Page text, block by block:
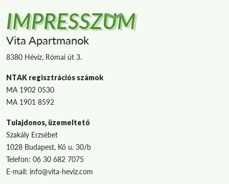
IMPRESSZUM
Vita Apartmanok
8380 Hévíz, Római út 3.
NTAK regisztrációs számok
MA 1902 0530
MA 1901 8592
Tulajdonos, üzemeltető
Szakály Erzsébet
1028 Budapest, Kő u. 30/b
Telefon: 06 30 682 7075
E-mail: info@vita-heviz.com